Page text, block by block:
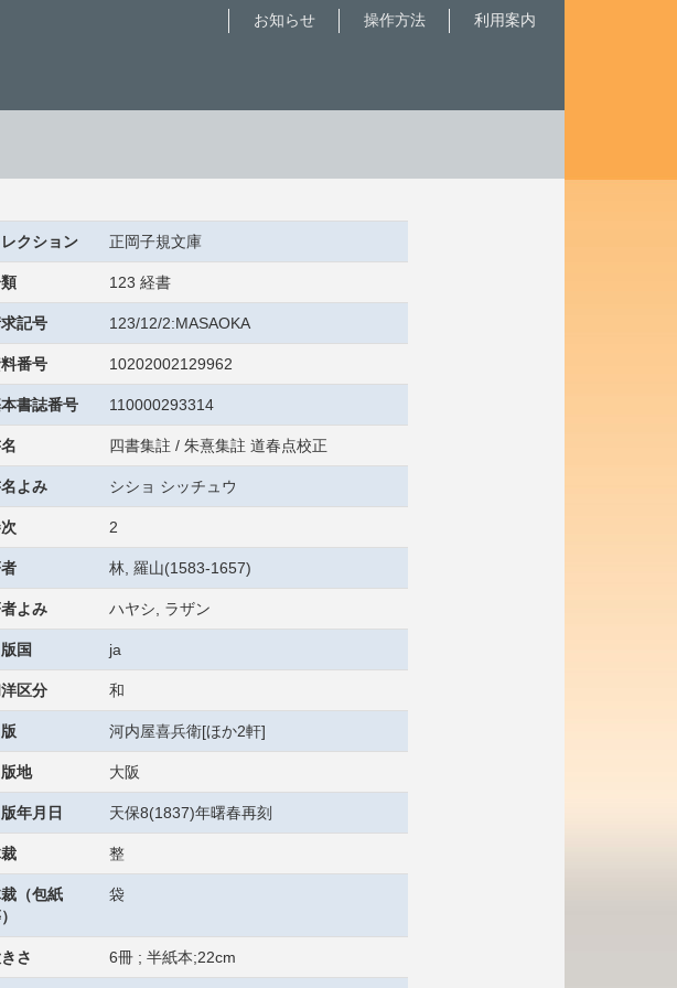
利用案内
操作方法
お知らせ
レクション 正岡子規文庫
123 経書
記号 123/12/2:MASAOKA
番号 10202002129962
書誌番号 110000293314
四書集註 / 朱熹集註 道春点校正
よみ シショ シッチュウ
2
林, 羅山(1583-1657)
よみ ハヤシ, ラザン
国 ja
区分 和
河内屋喜兵衛[ほか2軒]
地 大阪
年月日 天保8(1837)年曙春再刻
整
（包紙
袋
さ 6冊 ; 半紙本;22cm